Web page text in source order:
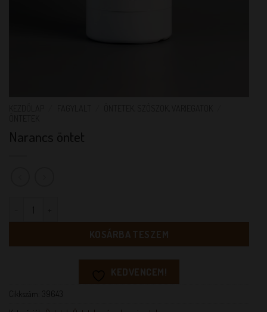
Narancs öntet
KOSÁRBA TESZEM
KEDVENCEM!
Cikkszám:
39643